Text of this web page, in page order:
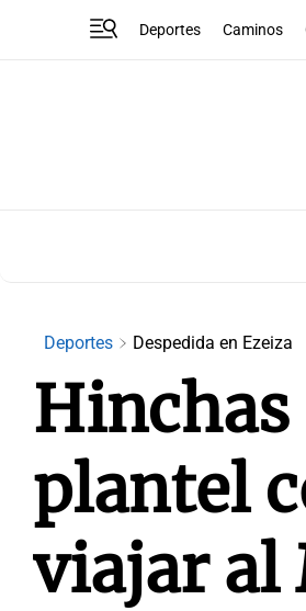
Deportes Caminos
Deportes Despedida en Ezeiza
plantel
viajar al